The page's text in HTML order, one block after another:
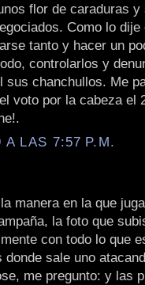
flor de caraduras y
Como lo
tanto y hacer un
controlarlos y
chanchullos. Me
voto por la cabeza el
LAS 7:57 P.M.
manera en la que
la foto que
con todo lo que
sale uno
me pregunto: y las